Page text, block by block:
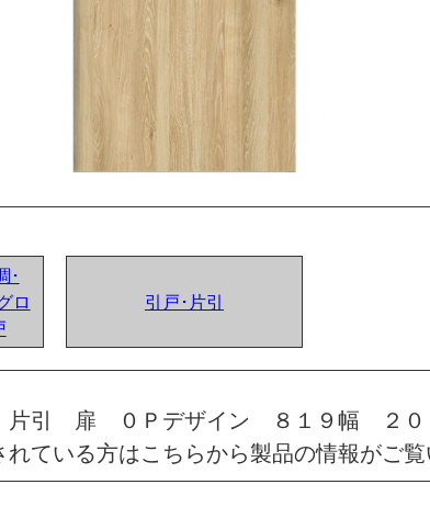
･
ロ
引戸･片引
片引 扉 ０Ｐデザイン ８１９幅 ２
いる方はこちらから製品の情報がご覧